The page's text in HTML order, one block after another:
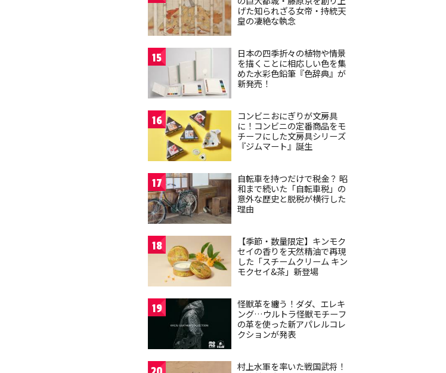
げた知られざる女帝・持統天
皇の凄絶な執念
15
日本の四季折々の植物や情景
を描くことに相応しい色を集
めた水彩色鉛筆『色辞典』が
新発売！
16
コンビニおにぎりが文房具
に！コンビニの定番商品をモ
チーフにした文房具シリーズ
『ジムマート』誕生
17
自転車を持つだけで税金？ 昭
和まで続いた「自転車税」の
意外な歴史と脱税が横行した
理由
18
【季節・数量限定】キンモク
セイの香りを天然精油で再現
した「スチームクリーム キン
モクセイ&茶」新登場
19
怪獣革を纏う！ダダ、エレキ
ング…ウルトラ怪獣モチーフ
の革を使った新アパレルコレ
クションが発表
村上水軍を率いた戦国武将！